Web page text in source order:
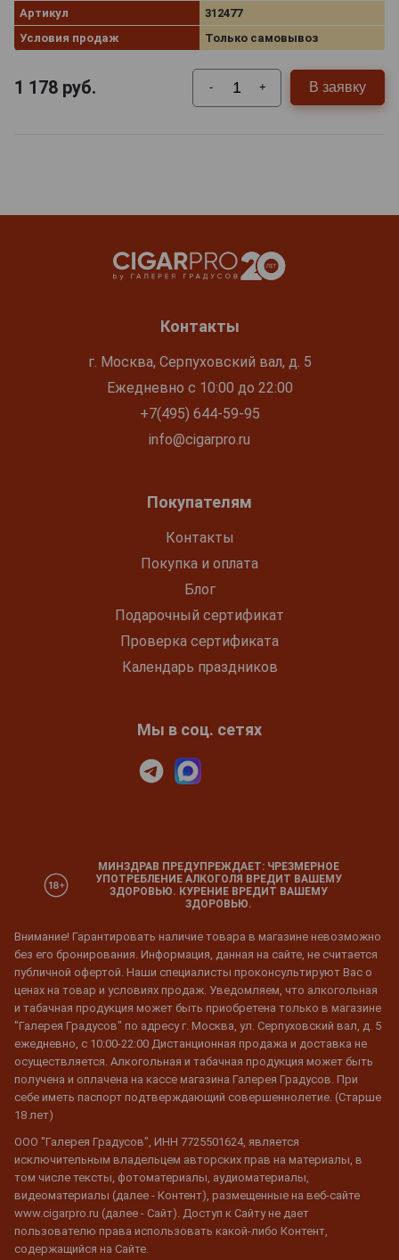
Артикул
312477
Условия продаж
Только самовывоз
1 178 руб. - + В заявку
Контакты
г. Москва, Серпуховский вал, д. 5
Ежедневно с 10:00 до 22:00
+7(495) 644-59-95
info@cigarpro.ru
Покупателям
Контакты
Покупка и оплата
Блог
Подарочный сертификат
Проверка сертификата
Календарь праздников
Мы в соц. сетях
МИНЗДРАВ ПРЕДУПРЕЖДАЕТ: ЧРЕЗМЕРНОЕ
УПОТРЕБЛЕНИЕ АЛКОГОЛЯ ВРЕДИТ ВАШЕМУ
ЗДОРОВЬЮ. КУРЕНИЕ ВРЕДИТ ВАШЕМУ
ЗДОРОВЬЮ.
Внимание! Гарантировать наличие товара в магазине невозможно
без его бронирования. Информация, данная на сайте, не считается
публичной офертой. Наши специалисты проконсультируют Вас о
ценах на товар и условиях продаж. Уведомляем, что алкогольная
и табачная продукция может быть приобретена только в магазине
"Галерея Градусов" по адресу г. Москва, ул. Серпуховский вал, д. 5
ежедневно, с 10:00-22:00 Дистанционная продажа и доставка не
осуществляется. Алкогольная и табачная продукция может быть
получена и оплачена на кассе магазина Галерея Градусов. При
себе иметь паспорт подтверждающий совершеннолетие. (Старше
18 лет)
ООО "Галерея Градусов", ИНН 7725501624, является
исключительным владельцем авторских прав на материалы, в
том числе тексты, фотоматериалы, аудиоматериалы,
видеоматериалы (далее - Контент), размещенные на веб-сайте
www.cigarpro.ru (далее - Сайт). Доступ к Сайту не дает
пользователю права использовать какой-либо Контент,
содержащийся на Сайте.